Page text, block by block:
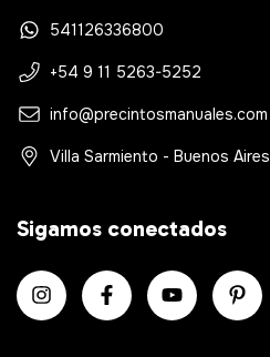
541126336800
+54 9 11 5263-5252
info@precintosmanuales.com
Villa Sarmiento - Buenos Aires
Sigamos conectados